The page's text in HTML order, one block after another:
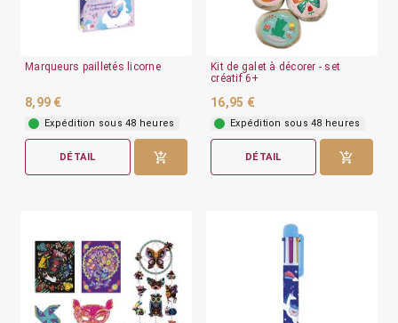
Marqueurs pailletés licorne
8,99 €
Expédition sous 48 heures
DÉTAIL
Kit de galet à décorer - set
créatif 6+
16,95 €
Expédition sous 48 heures
DÉTAIL